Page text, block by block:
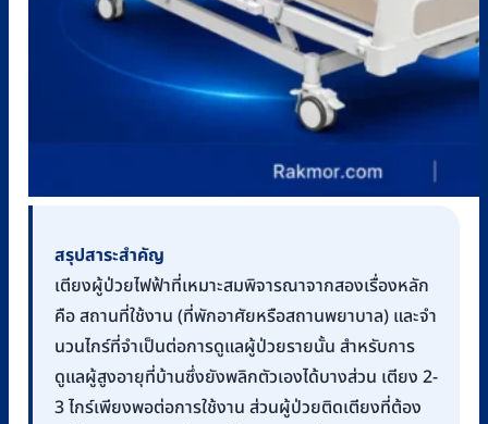
สรุปสาระสำคัญ
เตียงผู้ป่วยไฟฟ้าที่เหมาะสมพิจารณาจากสองเรื่องหลัก
คือ สถานที่ใช้งาน (ที่พักอาศัยหรือสถานพยาบาล) และจำ
นวนไกร์ที่จำเป็นต่อการดูแลผู้ป่วยรายนั้น สำหรับการ
ดูแลผู้สูงอายุที่บ้านซึ่งยังพลิกตัวเองได้บางส่วน เตียง 2-
3 ไกร์เพียงพอต่อการใช้งาน ส่วนผู้ป่วยติดเตียงที่ต้อง